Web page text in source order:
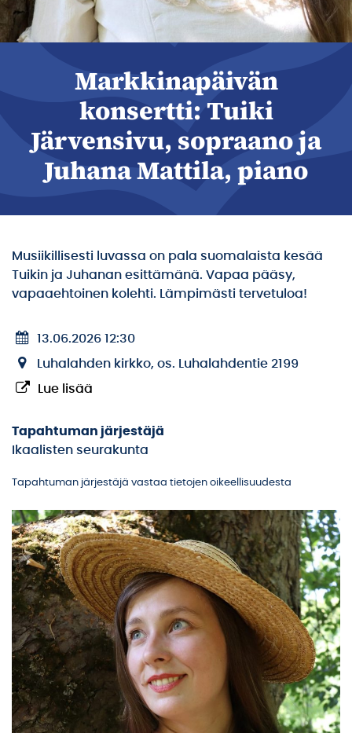
Markkinapäivän
konsertti: Tuiki
Järvensivu, sopraano ja
Juhana Mattila, piano
Musiikillisesti luvassa on pala suomalaista kesää
Tuikin ja Juhanan esittämänä. Vapaa pääsy,
vapaaehtoinen kolehti. Lämpimästi tervetuloa!
13.06.2026 12:30
Luhalahden kirkko, os. Luhalahdentie 2199
Lue lisää
Tapahtuman järjestäjä
Ikaalisten seurakunta
Tapahtuman järjestäjä vastaa tietojen oikeellisuudesta